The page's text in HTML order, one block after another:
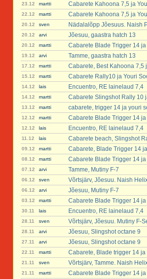
23.12 martti Cabarete Kahoona 7,5 ja
22.12 martti Cabarete Kahoona 7,5 ja
20.12 sven Nädalalõpp Jõesuus. Naish
20.12 arvi Jõesuu, gaastra hatch 13
20.12 martti Cabarete Blade Trigger 14
19.12 arvi Tamme, gaastra hatch 13
17.12 martti Cabarete, Best Kahoona 7,5
15.12 martti Cabarete Rally10 ja Youri
14.12 lais Encuentro, RE lainelaud 7,4
14.12 martti Cabarete Slingshot Rally 10
13.12 martti cabarete, trigger 14 ja youri
12.12 martti Cabarete Blade Trigger 14
12.12 lais Encuentro, RE lainelaud 7,4
11.12 lais Cabarete beach, Slingshot
09.12 martti Cabarete, Blade Trigger 14
08.12 martti Cabarete Blade Trigger 14
07.12 arvi Tamme, Mutiny F-7
06.12 sven Võrtsjärv, Jõesuu. Naish
06.12 arvi Jõesuu, Mutiny F-7
03.12 martti Cabarete Blade Trigger 14
30.11 lais Encuentro, RE lainelaud 7,4
28.11 sven Võrtsjärv, Jõesuu. Mutiny F-
28.11 arvi Jõesuu, Slingshot octane 9
27.11 arvi Jõesuu, Slingshot octane 9
22.11 martti Cabarete, Blade trigger 14
21.11 sven Võrtsjärv, Tamme. Naish
21.11 martti Cabarete Blade Trigger 14